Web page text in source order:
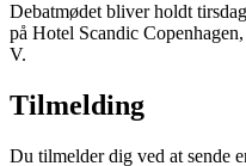
Debatmødet bliver holdt
på Hotel Scandic
V.
Tilmelding
Du tilmelder dig ved at sende